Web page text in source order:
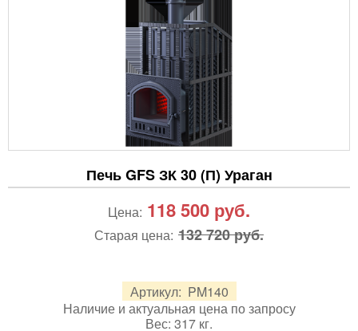
Печь GFS ЗК 30 (П) Ураган
Артикул: PM140
Наличие и актуальная цена по запросу
Вес: 317 кг.
Цена: 118 500 руб.
Старая цена: 132 720 руб.